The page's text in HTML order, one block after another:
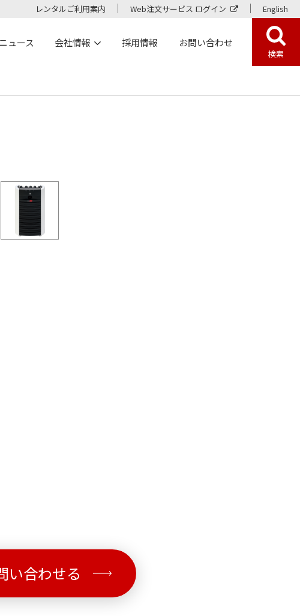
レンタルご利用案内 Web注文サービス ログイン English
ニュース 会社情報 採用情報 お問い合わせ
検索
い合わせる